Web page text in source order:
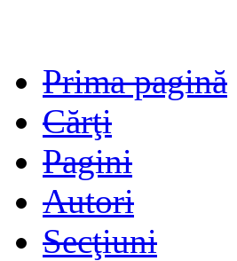
Prima pagină
Cărţi
Pagini
Autori
Secţiuni